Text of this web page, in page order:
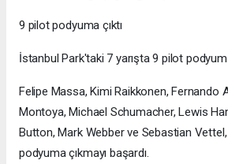
9 pilot podyuma çıktı
İstanbul Park'taki 7 yarışta 9 pilot podyum
Felipe Massa, Kimi Raikkonen, Fernando
Montoya, Michael Schumacher, Lewis
Button, Mark Webber ve Sebastian
podyuma çıkmayı başardı.